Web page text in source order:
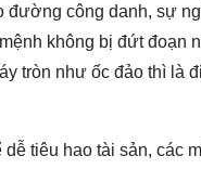
đường công danh, sự
không bị đứt đoạn
tròn như ốc đảo thì là
tiêu hao tài sản, các